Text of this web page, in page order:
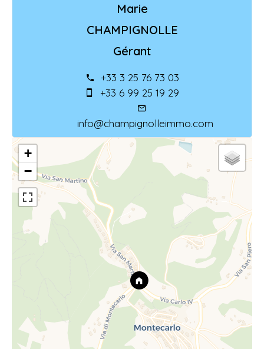
Marie
CHAMPIGNOLLE
Gérant
+33 3 25 76 73 03
+33 6 99 25 19 29
info@champignolleimmo.com
+
−